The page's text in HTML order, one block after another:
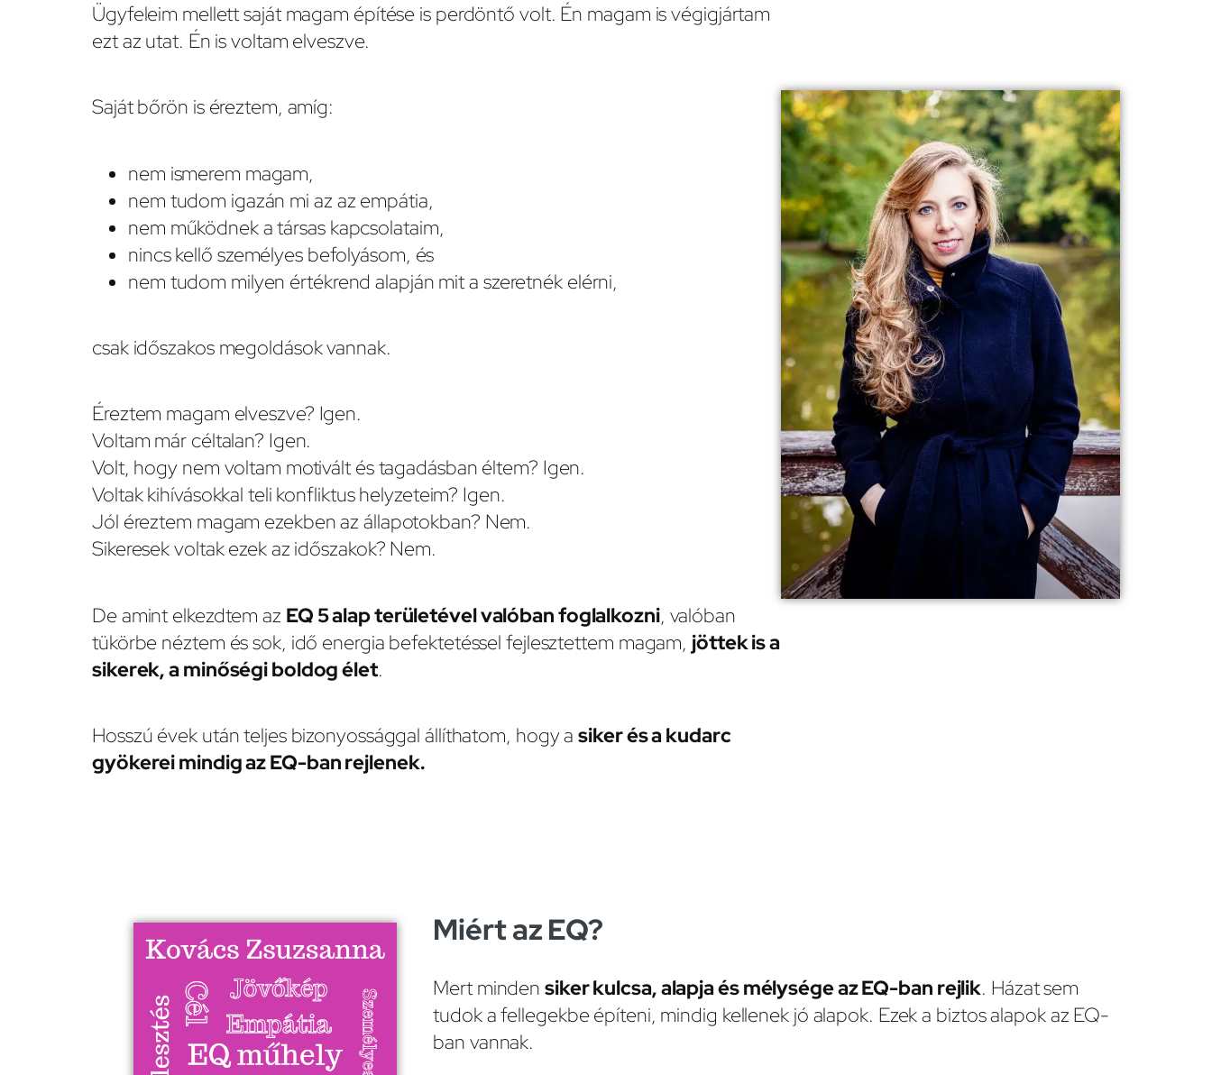
Ügyfeleim mellett saját magam építése is perdöntő volt. Én magam is végigjártam
ezt az utat. Én is voltam elveszve.
Saját bőrön is éreztem, amíg:
nem ismerem magam,
nem tudom igazán mi az az empátia,
nem működnek a társas kapcsolataim,
nincs kellő személyes befolyásom, és
nem tudom milyen értékrend alapján mit a szeretnék elérni,
csak időszakos megoldások vannak.
Éreztem magam elveszve? Igen.
Voltam már céltalan? Igen.
Volt, hogy nem voltam motivált és tagadásban éltem? Igen.
Voltak kihívásokkal teli konfliktus helyzeteim? Igen.
Jól éreztem magam ezekben az állapotokban? Nem.
Sikeresek voltak ezek az időszakok? Nem.
De amint elkezdtem az EQ 5 alap területével valóban foglalkozni, valóban
tükörbe néztem és sok, idő energia befektetéssel fejlesztettem magam, jöttek is a
sikerek, a minőségi boldog élet.
Hosszú évek után teljes bizonyossággal állíthatom, hogy asiker és a kudarc
gyökerei mindig az EQ-ban rejlenek.
Miért az EQ?
Mert mindensiker kulcsa, alapja és mélysége az EQ-ban rejlik. Házat sem
tudok a fellegekbe építeni, mindig kellenek jó alapok. Ezek a biztos alapok az EQ-
ban vannak.